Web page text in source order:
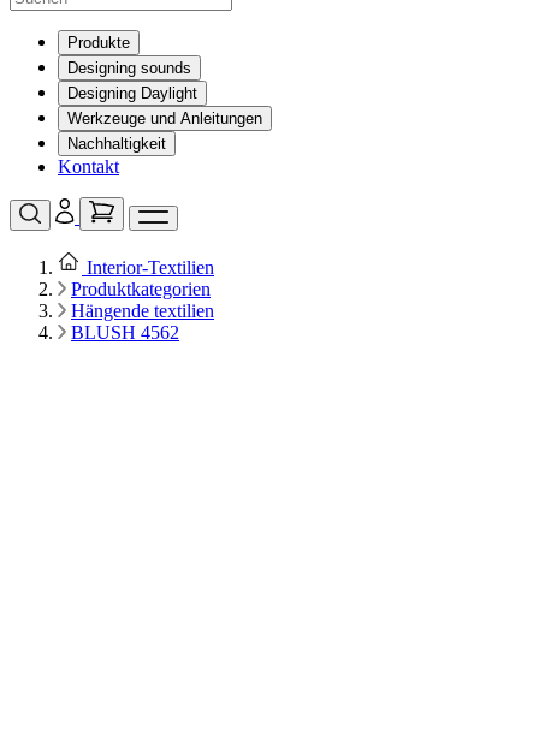
Produkte
Designing sounds
Designing Daylight
Werkzeuge und Anleitungen
Nachhaltigkeit
Kontakt
Interior‑Textilien
Produktkategorien
Hängende textilien
BLUSH 4562